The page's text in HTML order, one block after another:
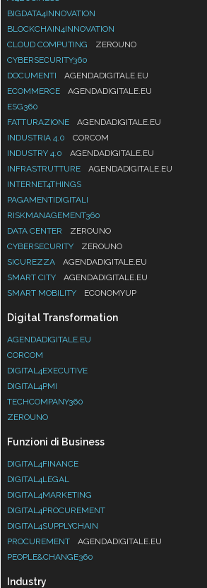
BIGDATA4INNOVATION
BLOCKCHAIN4INNOVATION
CLOUD COMPUTING
ZEROUNO
CYBERSECURITY360
DOCUMENTI
AGENDADIGITALE.EU
ECOMMERCE
AGENDADIGITALE.EU
ESG360
FATTURAZIONE
AGENDADIGITALE.EU
INDUSTRIA 4.0
CORCOM
INDUSTRY 4.0
AGENDADIGITALE.EU
INFRASTRUTTURE
AGENDADIGITALE.EU
INTERNET4THINGS
PAGAMENTIDIGITALI
RISKMANAGEMENT360
DATA CENTER
ZEROUNO
CYBERSECURITY
ZEROUNO
SICUREZZA
AGENDADIGITALE.EU
SMART CITY
AGENDADIGITALE.EU
SMART MOBILITY
ECONOMYUP
Digital Transformation
AGENDADIGITALE.EU
CORCOM
DIGITAL4EXECUTIVE
DIGITAL4PMI
TECHCOMPANY360
ZEROUNO
Funzioni di Business
DIGITAL4FINANCE
DIGITAL4LEGAL
DIGITAL4MARKETING
DIGITAL4PROCUREMENT
DIGITAL4SUPPLYCHAIN
PROCUREMENT
AGENDADIGITALE.EU
PEOPLE&CHANGE360
Industry